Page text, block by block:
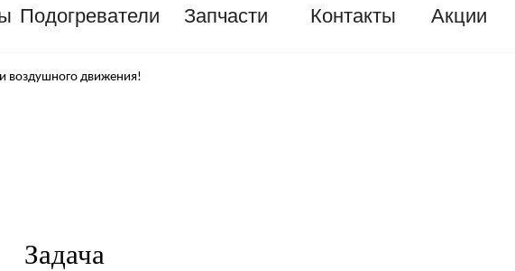
Подогреватели Запчасти Контакты Акции
воздушного движения!
Задача